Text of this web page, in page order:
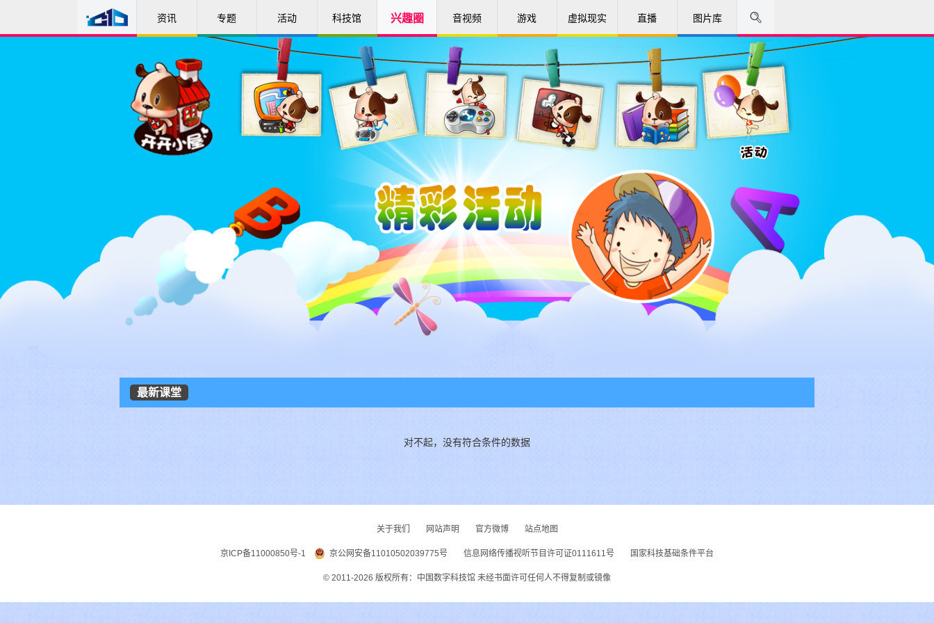
资讯 专题 活动 科技馆 兴趣圈 音视频 游戏 虚拟现实 直播 图片库
最新课堂
对不起，没有符合条件的数据
关于我们 网站声明 官方微博 站点地图
京ICP备11000850号-1 京公网安备11010502039775号 信息网络传播视听节目许可证0111611号 国家科技基础条件平台
© 2011-2026 版权所有：中国数字科技馆 未经书面许可任何人不得复制或镜像